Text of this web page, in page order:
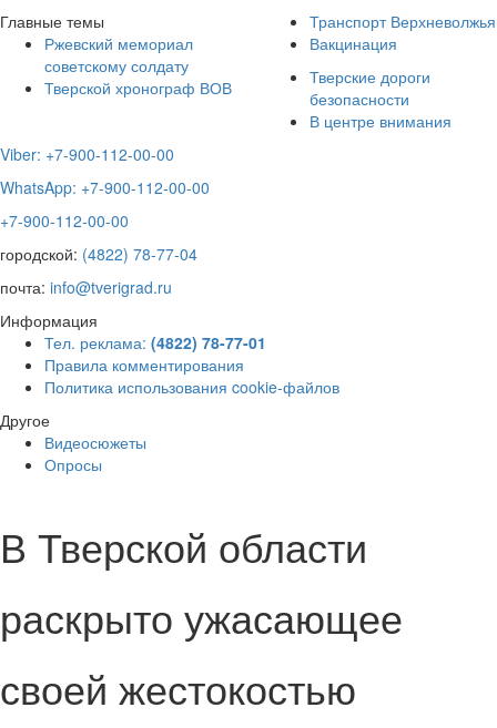
Главные темы
Ржевский мемориал
советскому солдату
Тверской хронограф ВОВ
Транспорт Верхневолжья
Вакцинация
Тверские дороги
безопасности
В центре внимания
Viber: +7-900-112-00-00
WhatsApp: +7-900-112-00-00
+7-900-112-00-00
городской: (4822) 78-77-04
почта: info@tverigrad.ru
Информация
Тел. реклама: (4822) 78-77-01
Правила комментирования
Политика использования cookie-файлов
Другое
Видеосюжеты
Опросы
В Тверской области
раскрыто ужасающее
своей жестокостью